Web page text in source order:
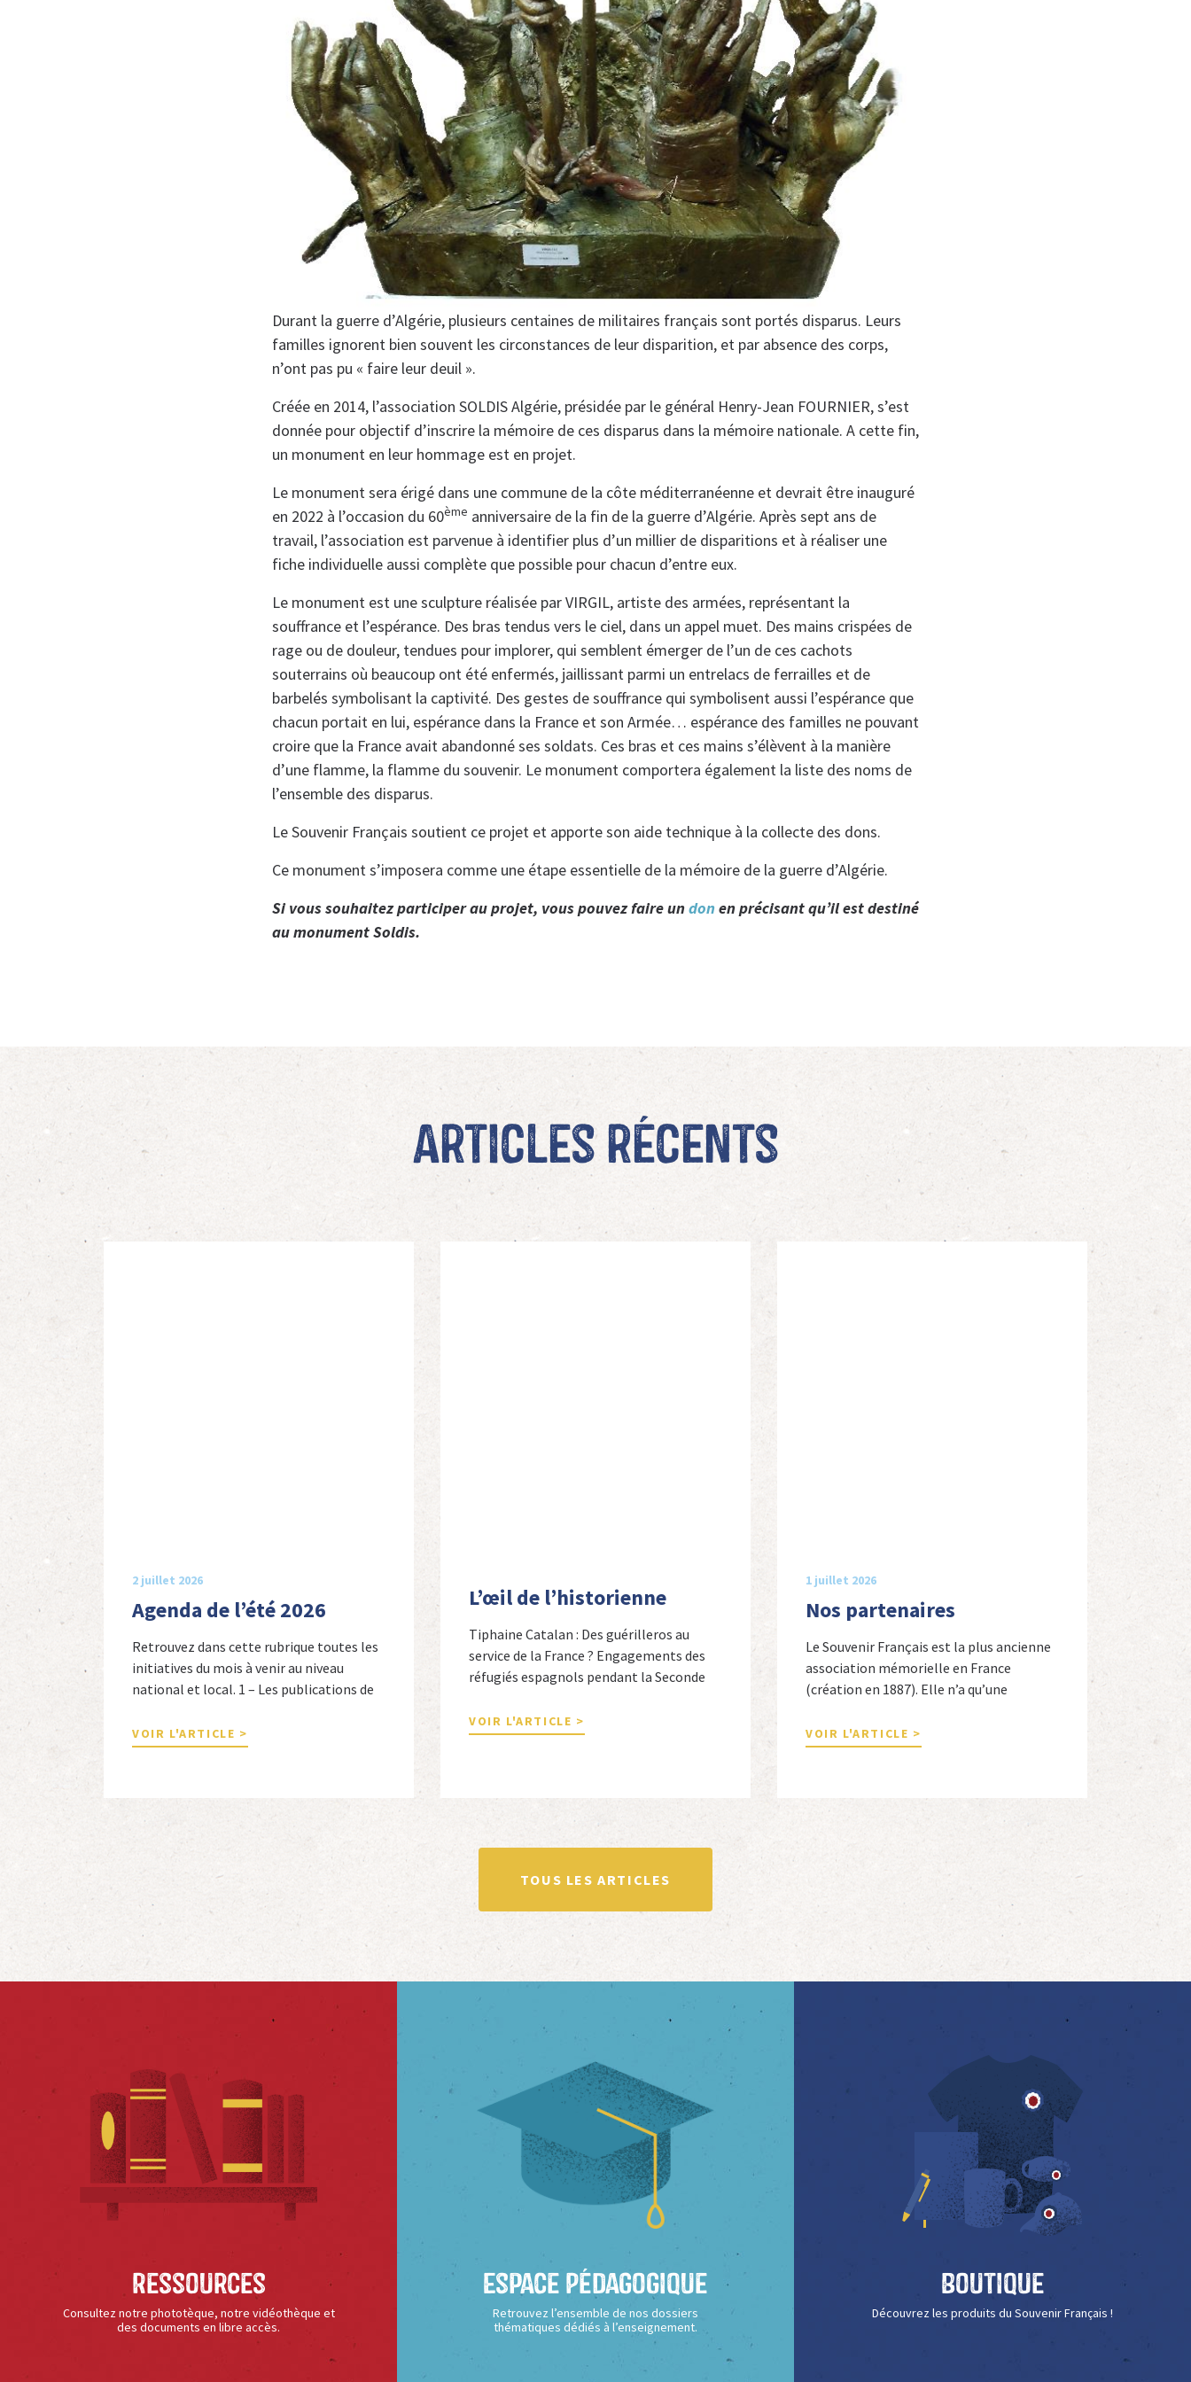
Durant la guerre d’Algérie, plusieurs centaines de militaires français sont portés disparus. Leurs
familles ignorent bien souvent les circonstances de leur disparition, et par absence des corps,
n’ont pas pu « faire leur deuil ».
Créée en 2014, l’association SOLDIS Algérie, présidée par le général Henry-Jean FOURNIER, s’est
donnée pour objectif d’inscrire la mémoire de ces disparus dans la mémoire nationale. A cette fin,
un monument en leur hommage est en projet.
Le monument sera érigé dans une commune de la côte méditerranéenne et devrait être inauguré
en 2022 à l’occasion du 60ème anniversaire de la fin de la guerre d’Algérie. Après sept ans de
travail, l’association est parvenue à identifier plus d’un millier de disparitions et à réaliser une
fiche individuelle aussi complète que possible pour chacun d’entre eux.
Le monument est une sculpture réalisée par VIRGIL, artiste des armées, représentant la
souffrance et l’espérance. Des bras tendus vers le ciel, dans un appel muet. Des mains crispées de
rage ou de douleur, tendues pour implorer, qui semblent émerger de l’un de ces cachots
souterrains où beaucoup ont été enfermés, jaillissant parmi un entrelacs de ferrailles et de
barbelés symbolisant la captivité. Des gestes de souffrance qui symbolisent aussi l’espérance que
chacun portait en lui, espérance dans la France et son Armée… espérance des familles ne pouvant
croire que la France avait abandonné ses soldats. Ces bras et ces mains s’élèvent à la manière
d’une flamme, la flamme du souvenir. Le monument comportera également la liste des noms de
l’ensemble des disparus.
Le Souvenir Français soutient ce projet et apporte son aide technique à la collecte des dons.
Ce monument s’imposera comme une étape essentielle de la mémoire de la guerre d’Algérie.
Si vous souhaitez participer au projet, vous pouvez faire undonen précisant qu’il est destiné
au monument Soldis.
Articles récents
2 juillet 2026
Agenda de l’été 2026
Retrouvez dans cette rubrique toutes les
initiatives du mois à venir au niveau
national et local. 1 – Les publications de
Combattants de l’Empire : 1939-1945,
Michel Cordeboeuf, Christophe Touron et
2026. Ils venaient d’Afrique du Nord,
d’Afrique subsaharienne et des autres […]
VOIR L'ARTICLE >
L’œil de l’historienne
Tiphaine Catalan : Des guérilleros au
service de la France ? Engagements des
réfugiés espagnols pendant la Seconde
professeure agrégée d’espagnol dans le
secondaire et docteure en études
en Limousin et a particulièrement étudié
leur accueil après la guerre d’Espagne et
leur […]
VOIR L'ARTICLE >
1 juillet 2026
Nos partenaires
Le Souvenir Français est la plus ancienne
association mémorielle en France
(création en 1887). Elle n’a qu’une
en sauvegardant la mémoire nationale de
la France. Afin d’atteindre cet objectif, Le
amicaux avec de nombreuses associations
qui œuvrent en totalité ou partiellement
VOIR L'ARTICLE >
TOUS LES ARTICLES
Ressources
Consultez notre phototèque, notre vidéothèque et
des documents en libre accès.
Espace Pédagogique
Retrouvez l’ensemble de nos dossiers
thématiques dédiés à l’enseignement.
Boutique
Découvrez les produits du Souvenir Français !